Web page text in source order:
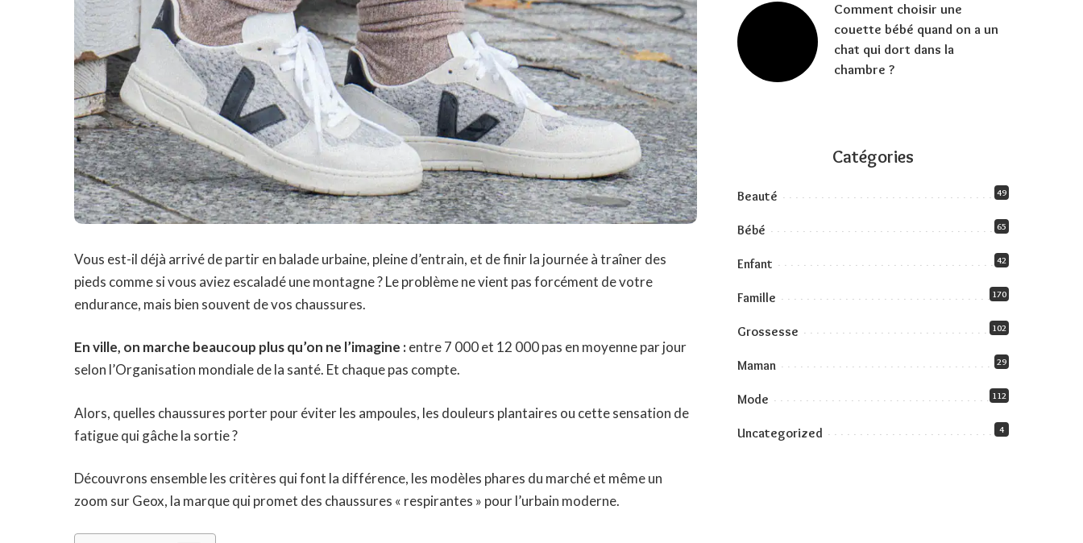
Vous est-il déjà arrivé de partir en balade urbaine, pleine d’entrain, et de finir la journée à traîner des
pieds comme si vous aviez escaladé une montagne ? Le problème ne vient pas forcément de votre
endurance, mais bien souvent de vos chaussures.
En ville, on marche beaucoup plus qu’on ne l’imagine :entre 7 000 et 12 000 pas en moyenne par jour
selon l’Organisation mondiale de la santé. Et chaque pas compte.
Alors, quelles chaussures porter pour éviter les ampoules, les douleurs plantaires ou cette sensation de
fatigue qui gâche la sortie ?
Découvrons ensemble les critères qui font la différence, les modèles phares du marché et même un
zoom sur Geox, la marque qui promet des chaussures « respirantes » pour l’urbain moderne.
Comment choisir une
couette bébé quand on a un
chat qui dort dans la
chambre ?
Catégories
Beauté 49
Bébé 65
Enfant 42
Famille 170
Grossesse 102
Maman 29
Mode 112
Uncategorized 4